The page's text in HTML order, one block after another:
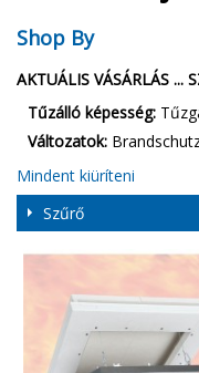
Shop By
AKTUÁLIS VÁSÁRLÁS ...
Tűzálló képesség:
Változatok:
Mindent kiüríteni
Szűrő